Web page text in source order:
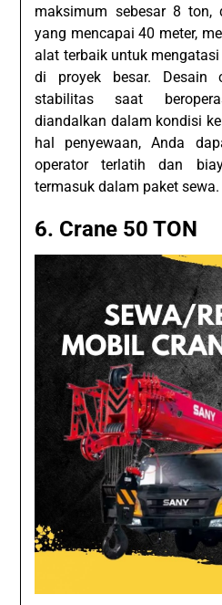
maksimum sebesar 8 ton,
yang mencapai 40 meter,
alat terbaik untuk
di proyek besar. Desain
stabilitas saat
diandalkan dalam kondisi
hal penyewaan, Anda
operator terlatih dan
termasuk dalam paket sewa.
6. Crane 50 TON